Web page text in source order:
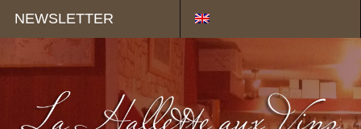
NEWSLETTER
Panneau de gestion des cookies